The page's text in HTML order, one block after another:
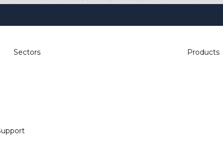
Sectors Products